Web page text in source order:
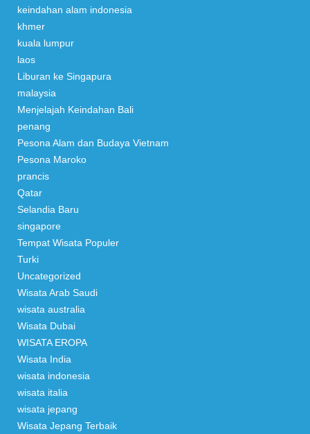
keindahan alam indonesia
khmer
kuala lumpur
laos
Liburan ke Singapura
malaysia
Menjelajah Keindahan Bali
penang
Pesona Alam dan Budaya Vietnam
Pesona Maroko
prancis
Qatar
Selandia Baru
singapore
Tempat Wisata Populer
Turki
Uncategorized
Wisata Arab Saudi
wisata australia
Wisata Dubai
WISATA EROPA
Wisata India
wisata indonesia
wisata italia
wisata jepang
Wisata Jepang Terbaik